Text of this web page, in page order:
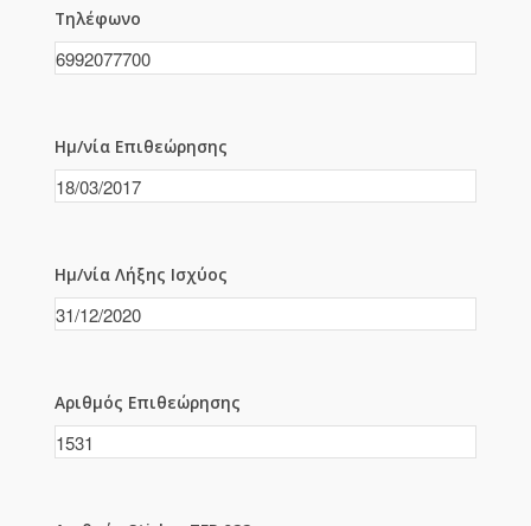
Τηλέφωνο
Ημ/νία Επιθεώρησης
Ημ/νία Λήξης Ισχύος
Αριθμός Επιθεώρησης